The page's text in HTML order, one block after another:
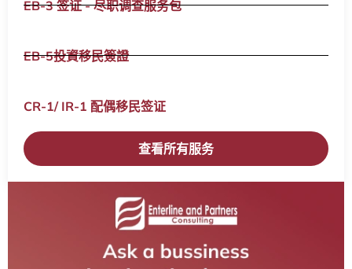
EB-3 签证 - 尽职调查服务包
EB-5投資移民簽證
CR-1/ IR-1 配偶移民签证​
查看所有服务